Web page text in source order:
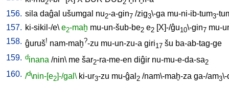
2 2
156. sila daĝal ušumgal nu2-a-gin7 /zig3\-ga mu-ni-ib-tum3-
157. ki-sikil-/e\ e2-maḫ mu-un-šub-be2 e2 [X]-/ĝu10\-gin7 mu-
158. ĝuruš! nam-maḫ?-zu mu-un-zu-a giri17 šu ba-ab-tag-ge
159. dinana /nin\ me šar2-ra-me-en diĝir nu-mu-e-da-sa2
160. /d\nin-[e2]-/gal\ ki-ur3-zu mu-ĝal 2 /nam\-maḫ-za ga-/am3\-